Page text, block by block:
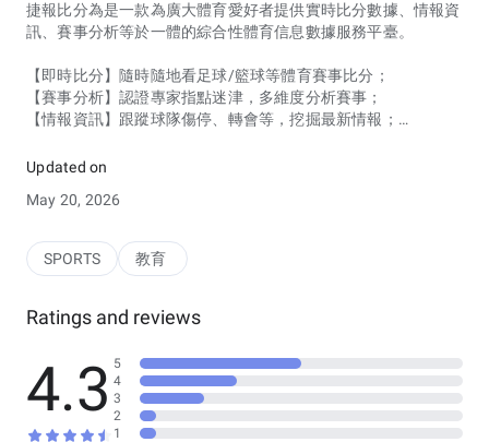
捷報比分為是一款為廣大體育愛好者提供實時比分數據、情報資
訊、賽事分析等於一體的綜合性體育信息數據服務平臺。
【即時比分】隨時隨地看足球/籃球等體育賽事比分；
【賽事分析】認證專家指點迷津，多維度分析賽事；
【情報資訊】跟蹤球隊傷停、轉會等，挖掘最新情報；
甲等，提供賽事全面數據。
Updated on
May 20, 2026
SPORTS 教育
Ratings and reviews
4.3 5
4
3
2
1